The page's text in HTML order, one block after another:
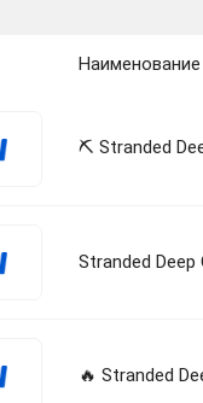
Наименование
⛏ Stranded
Stranded
🔥 Stranded